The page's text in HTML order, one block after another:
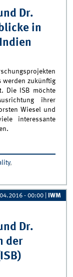
Dr.
in
werden zukünftig
. Die ISB möchte
ihrer
Wiesel und
interessante
und Dr. Sonja
Leben
,
- 00:00 IWM
Dr.
der